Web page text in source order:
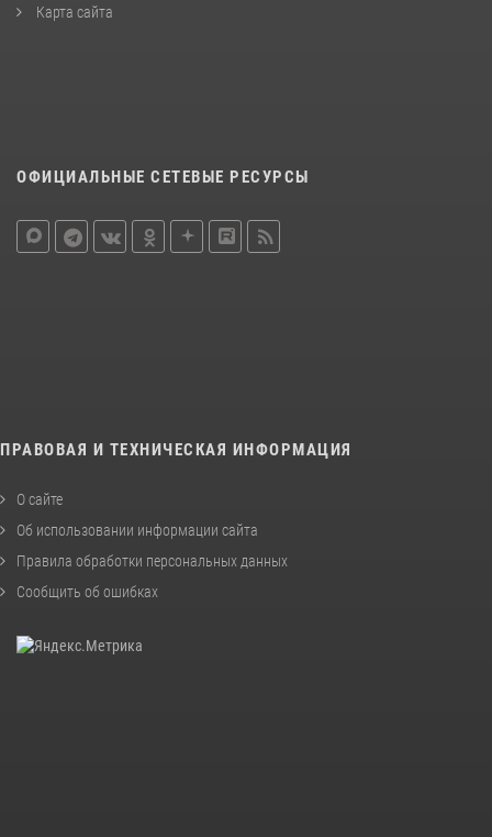
Карта сайта
ОФИЦИАЛЬНЫЕ СЕТЕВЫЕ РЕСУРСЫ
ПРАВОВАЯ И ТЕХНИЧЕСКАЯ ИНФОРМАЦИЯ
О сайте
Об использовании информации сайта
Правила обработки персональных данных
Сообщить об ошибках